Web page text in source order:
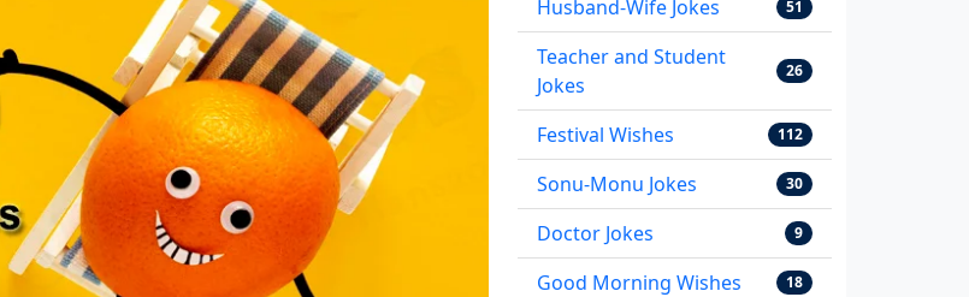
Husband-Wife Jokes 51
Teacher and Student
Jokes
26
Festival Wishes 112
Sonu-Monu Jokes 30
Doctor Jokes 9
Good Morning Wishes 18